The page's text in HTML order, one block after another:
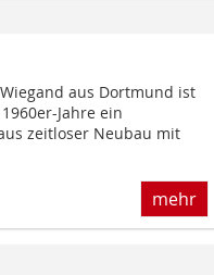
aus Dortmund ist
Jahre ein
zeitloser Neubau mit
mehr